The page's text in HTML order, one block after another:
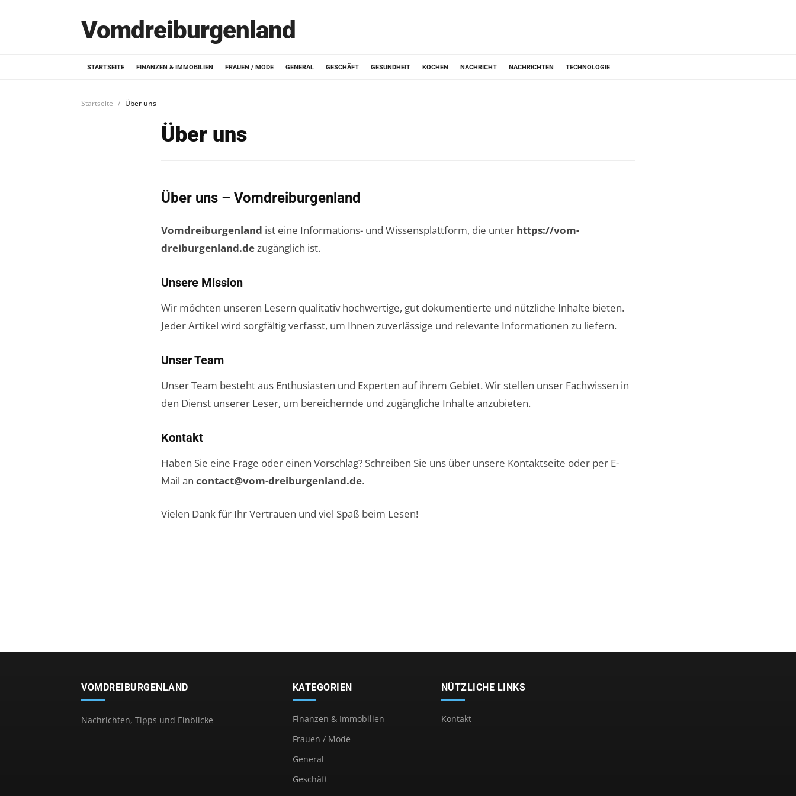
Vomdreiburgenland
STARTSEITE FINANZEN & IMMOBILIEN FRAUEN / MODE GENERAL GESCHÄFT GESUNDHEIT KOCHEN NACHRICHT NACHRICHTEN TECHNOLOGIE
Startseite Über uns
Über uns
Über uns – Vomdreiburgenland
Vomdreiburgenland ist eine Informations- und Wissensplattform, die unter https://vom-
dreiburgenland.dezugänglich ist.
Unsere Mission
Wir möchten unseren Lesern qualitativ hochwertige, gut dokumentierte und nützliche Inhalte bieten.
Jeder Artikel wird sorgfältig verfasst, um Ihnen zuverlässige und relevante Informationen zu liefern.
Unser Team
Unser Team besteht aus Enthusiasten und Experten auf ihrem Gebiet. Wir stellen unser Fachwissen in
den Dienst unserer Leser, um bereichernde und zugängliche Inhalte anzubieten.
Kontakt
Haben Sie eine Frage oder einen Vorschlag? Schreiben Sie uns über unsere Kontaktseite oder per E-
Mail an contact@vom-dreiburgenland.de.
Vielen Dank für Ihr Vertrauen und viel Spaß beim Lesen!
VOMDREIBURGENLAND
Nachrichten, Tipps und Einblicke
KATEGORIEN
Finanzen & Immobilien
Frauen / Mode
General
Geschäft
NÜTZLICHE LINKS
Kontakt